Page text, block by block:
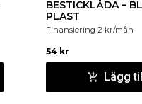
BESTICKLÅDA – BLÅ PP
PLAST
Finansiering 2 kr/mån
54 kr
Lägg